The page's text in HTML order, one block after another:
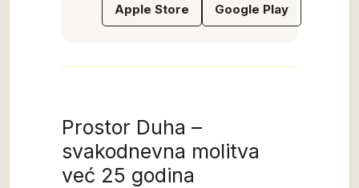
Apple Store Google Play
Prostor Duha –
svakodnevna molitva
već 25 godina